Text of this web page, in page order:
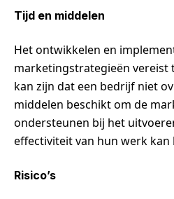
Tijd en middelen
Het ontwikkelen en
marketingstrategieën vereist
kan zijn dat een bedrijf niet
middelen beschikt om de
ondersteunen bij het
effectiviteit van hun werk kan
Risico’s